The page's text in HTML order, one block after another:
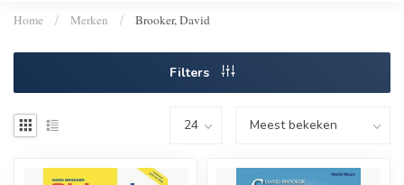
Home / Merken / Brooker, David
Filters